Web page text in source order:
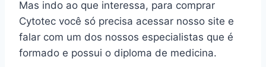
Mas indo ao que interessa, para comprar
Cytotec você só precisa acessar nosso site e
falar com um dos nossos especialistas que é
formado e possui o diploma de medicina.